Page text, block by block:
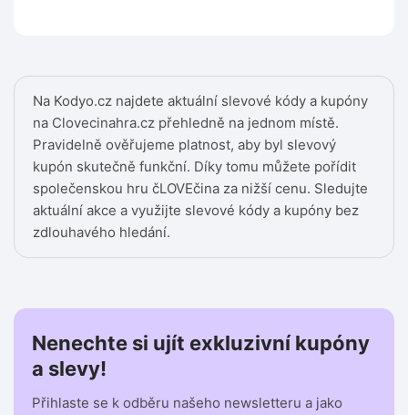
Na Kodyo.cz najdete aktuální slevové kódy a kupóny
na Clovecinahra.cz přehledně na jednom místě.
Pravidelně ověřujeme platnost, aby byl slevový
kupón skutečně funkční. Díky tomu můžete pořídit
společenskou hru čLOVEčina za nižší cenu. Sledujte
aktuální akce a využijte slevové kódy a kupóny bez
zdlouhavého hledání.
Nenechte si ujít exkluzivní kupóny
a slevy!
Přihlaste se k odběru našeho newsletteru a jako